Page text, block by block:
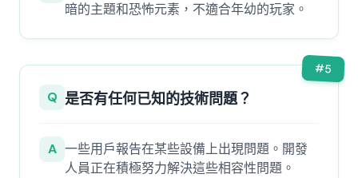
暗的主題和恐怖元素，不適合年幼的玩家。
#5
Q 是否有任何已知的技術問題？
A 一些用戶報告在某些設備上出現問題。開發
人員正在積極努力解決這些相容性問題。